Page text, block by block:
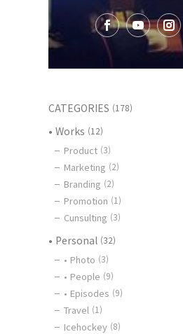
CATEGORIES (178)
• Works (12)
Product (3)
Marketing (2)
Branding (2)
Promotion (1)
Cunsulting (3)
• Personal (32)
• Photo (3)
• People (9)
• Episodes (9)
Travel (1)
Icehockey (8)